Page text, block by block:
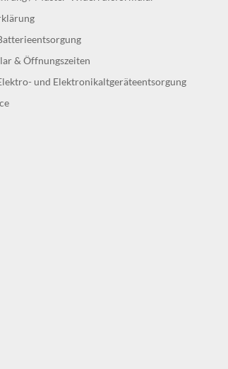
& Öffnungszeiten
und Elektronikaltgeräteentsorgung